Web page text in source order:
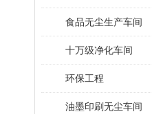
食品无尘生产车间
十万级净化车间
环保工程
油墨印刷无尘车间